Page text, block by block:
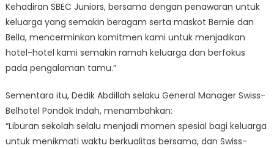
Kehadiran SBEC Juniors, bersama dengan penawaran untuk
keluarga yang semakin beragam serta maskot Bernie dan
Bella, mencerminkan komitmen kami untuk menjadikan
hotel-hotel kami semakin ramah keluarga dan berfokus
pada pengalaman tamu.”
Sementara itu, Dedik Abdillah selaku General Manager Swiss-
Belhotel Pondok Indah, menambahkan:
“Liburan sekolah selalu menjadi momen spesial bagi keluarga
untuk menikmati waktu berkualitas bersama, dan Swiss-